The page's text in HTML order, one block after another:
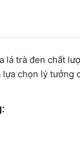
lá trà đen chất
chọn lý tưởng
: